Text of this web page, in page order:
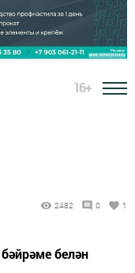
16+
2482 0 1
белән